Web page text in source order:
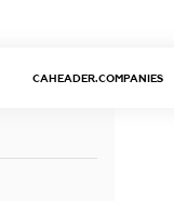
CAHEADER.COMPANIES